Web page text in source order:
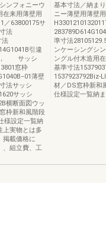
ンフォニーウ
在来用薄壁用
／63800175サ
法
法
引違
， サッシ
窓枠
薄壁
法サッシ
サッシ
横断面図ウッ
枠新和風階段
様設定一覧納
上実物とは多
掲載価格に
、組立費、工
基本寸法／納ま
ニー薄壁用薄壁
準寸法
ンケーシングシ
ングル付木造用
基準寸法
1537923792Biz-
材／DS窓枠新和
仕様設定一覧納